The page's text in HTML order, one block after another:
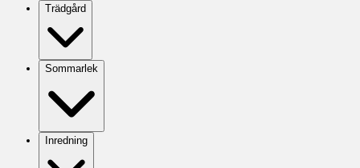
Trädgård
Sommarlek
Inredning